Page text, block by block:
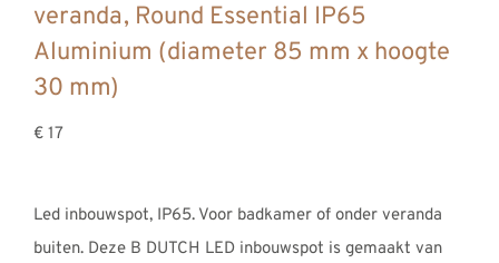
veranda, Round Essential IP65
Aluminium (diameter 85 mm x hoogte
30 mm)
€ 17
Led inbouwspot, IP65. Voor badkamer of onder veranda
buiten. Deze B DUTCH LED inbouwspot is gemaakt van